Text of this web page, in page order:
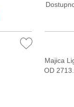
Majica
OD